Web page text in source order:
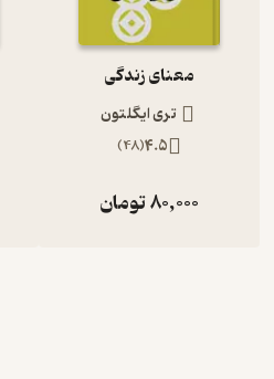
معنای زندگی
تری ایگلتون
4.5
(
48
)
80,000تومان